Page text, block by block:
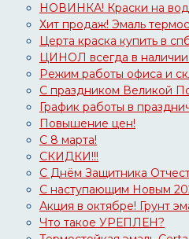
НОВИНКА! Краски на
Хит продаж! Эмаль
Церта краска купить в
ЦИНОЛ всегда в наличии
Режим работы офиса и
С праздником Великой
График работы в
Повышение цен!
С 8 марта!
СКИДКИ!!!
С Днём Защитника
С наступающим Новым
Акция в октябре! Грунт
Что такое УРЕПЛЕН?